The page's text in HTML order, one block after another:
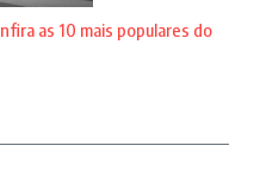
as 10 mais populares do